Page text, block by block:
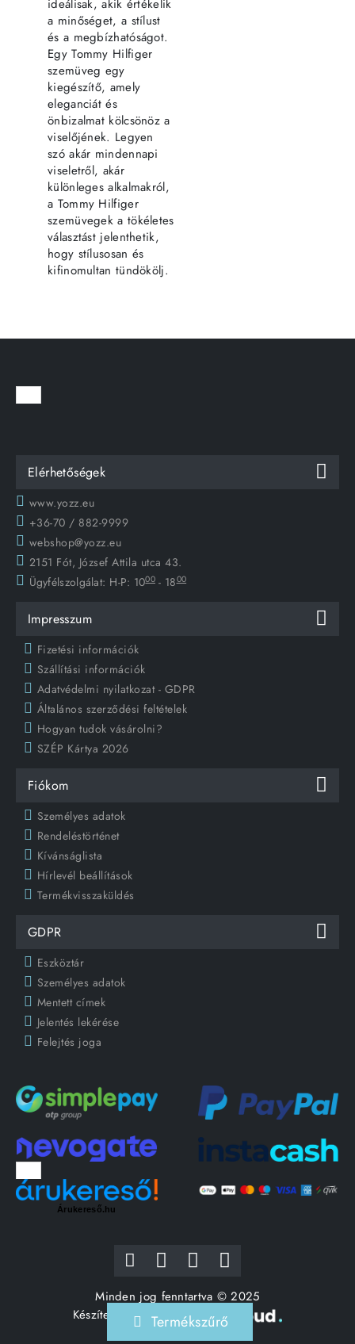
ideálisak, akik értékelik
a minőséget, a stílust
és a megbízhatóságot.
Egy Tommy Hilfiger
szemüveg egy
kiegészítő, amely
eleganciát és
önbizalmat kölcsönöz a
viselőjének. Legyen
szó akár mindennapi
viseletről, akár
különleges alkalmakról,
a Tommy Hilfiger
szemüvegek a tökéletes
választást jelenthetik,
hogy stílusosan és
kifinomultan tündökölj.
Elérhetőségek
www.yozz.eu
+36-70 / 882-9999
webshop@yozz.eu
2151 Fót, József Attila utca 43.
Ügyfélszolgálat: H-P: 1000 - 1800
Impresszum
Fizetési információk
Szállítási információk
Adatvédelmi nyilatkozat - GDPR
Általános szerződési feltételek
Hogyan tudok vásárolni?
SZÉP Kártya 2026
Fiókom
Személyes adatok
Rendeléstörténet
Kívánságlista
Hírlevél beállítások
Termékvisszaküldés
GDPR
Eszköztár
Személyes adatok
Mentett címek
Jelentés lekérése
Felejtés joga
Árukereső.hu
Minden jog fenntartva © 2025
Készítette:
Termékszűrő